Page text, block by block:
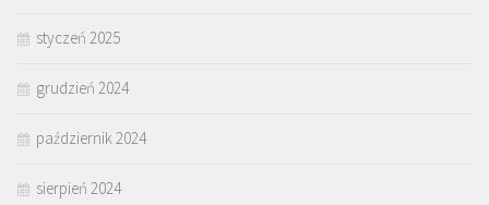
styczeń 2025
grudzień 2024
październik 2024
sierpień 2024